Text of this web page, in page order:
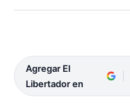
Agregar El
Libertador en